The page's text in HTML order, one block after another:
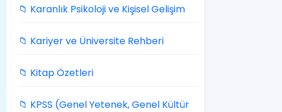
📁 Karanlık Psikoloji ve Kişisel Gelişim
📁 Kariyer ve Üniversite Rehberi
📁 Kitap Özetleri
📁 KPSS (Genel Yetenek, Genel Kültür